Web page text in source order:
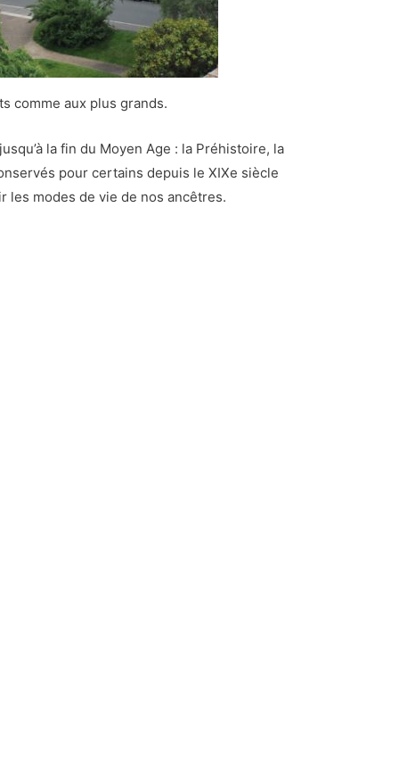
comme aux plus grands.
la fin du Moyen Age : la Préhistoire, la
pour certains depuis le XIXe siècle
modes de vie de nos ancêtres.